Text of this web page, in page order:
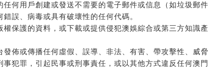
任何用戶創建或發送不需要的電子郵件或信息（如垃圾郵件
錯誤、病毒或具有破壞性的任何代碼。
權保護的資料，或下載或提供侵犯澳娛綜合或第三方知
發佈或傳播任何虛假、誤導、非法、有害、帶攻擊性、
事犯罪，引起民事或刑事責任，或以其他方式違反任何澳